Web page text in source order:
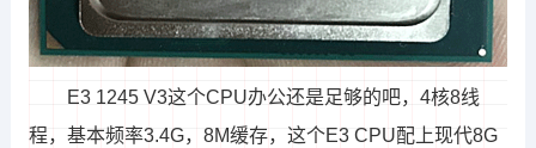
E3 1245 V3这个CPU办公还是足够的吧，4核8线
程，基本频率3.4G，8M缓存，这个E3 CPU配上现代8G